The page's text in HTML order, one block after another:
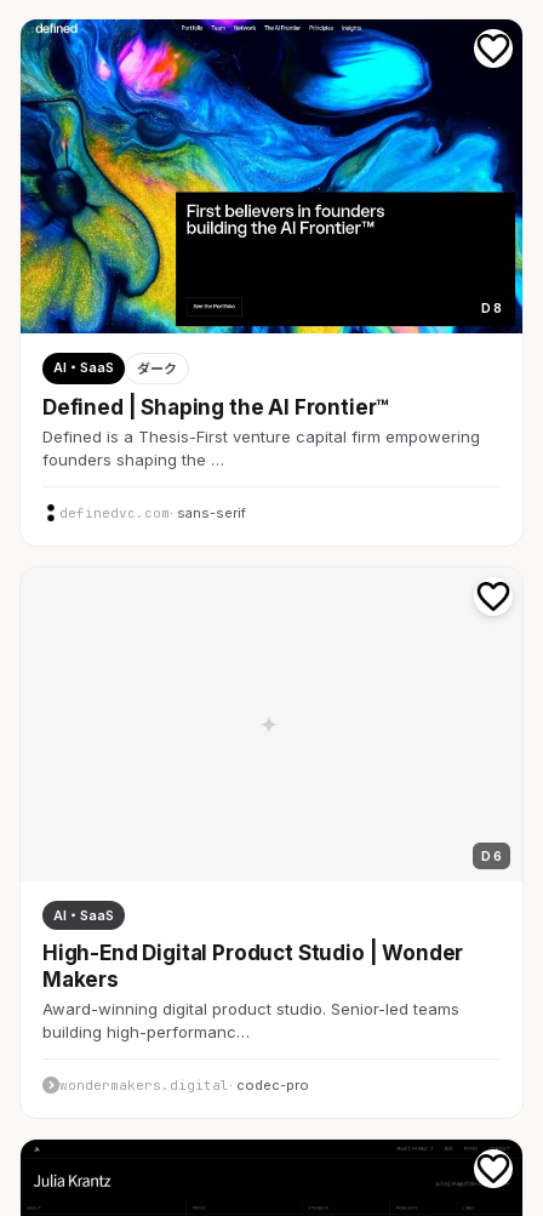
D 8
AI・SaaS ダーク
Defined | Shaping the AI Frontier™
Defined is a Thesis-First venture capital firm empowering
founders shaping the …
definedvc.com· sans-serif
D 6
AI・SaaS
High-End Digital Product Studio | Wonder
Makers
Award-winning digital product studio. Senior-led teams
building high-performanc…
wondermakers.digital · codec-pro